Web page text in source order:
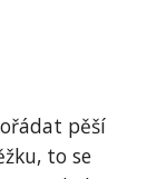
pěší
to se